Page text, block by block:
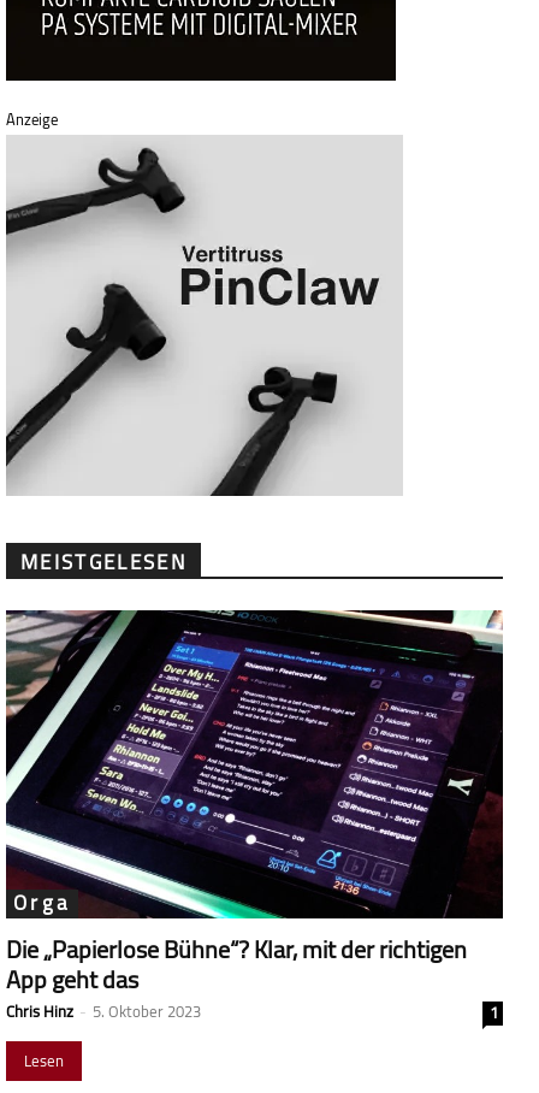
Anzeige
MEISTGELESEN
Orga
Die „Papierlose Bühne“? Klar, mit der richtigen
App geht das
Chris Hinz - 5. Oktober 2023
1
Lesen